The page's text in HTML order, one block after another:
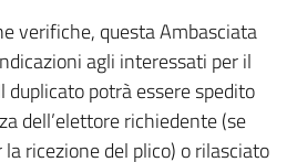
verifiche, questa Ambasciata
agli interessati per il
duplicato potrà essere spedito
dell’elettore richiedente (se
ricezione del plico) o rilasciato